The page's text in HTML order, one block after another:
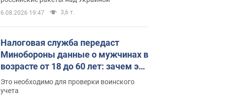
6.08.2026 19:47 3,6 т.
Налоговая служба передаст
Минобороны данные о мужчинах в
возрасте от 18 до 60 лет: зачем это
нужно
Это необходимо для проверки воинского
учета